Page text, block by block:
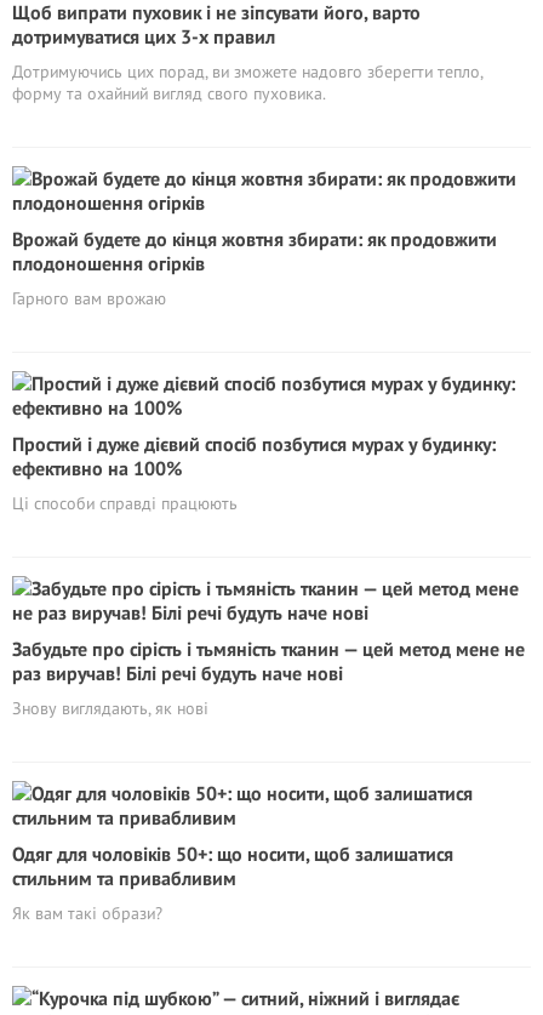
Щоб випрати пуховик і не зіпсувати його, варто
дотримуватися цих 3-х правил
Дотримуючись цих порад, ви зможете надовго зберегти тепло,
форму та охайний вигляд свого пуховика.
Врожай будете до кінця жовтня збирати: як продовжити
плодоношення огірків
Гарного вам врожаю
Простий і дуже дієвий спосіб позбутися мурах у будинку:
ефективно на 100%
Ці способи справді працюють
Забудьте про сірість і тьмяність тканин — цей метод мене не
раз виручав! Білі речі будуть наче нові
Знову виглядають, як нові
Одяг для чоловіків 50+: що носити, щоб залишатися
стильним та привабливим
Як вам такі образи?